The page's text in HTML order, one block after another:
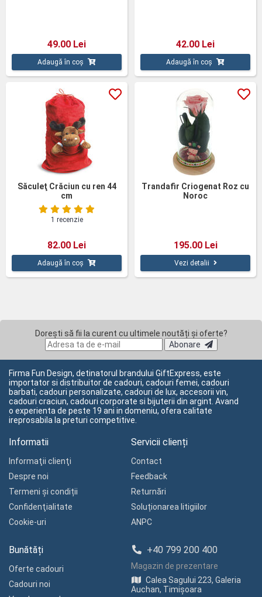
49.00 Lei
Adaugă în coș
42.00 Lei
Adaugă în coș
Săculeţ Crăciun cu ren 44
cm
1 recenzie
82.00 Lei
Adaugă în coș
Trandafir Criogenat Roz cu
Noroc
195.00 Lei
Vezi detalii
Dorești să fii la curent cu ultimele noutăți și oferte?
Abonare
Firma Fun Design, detinatorul brandului GiftExpress, este
importator si distribuitor de cadouri, cadouri femei, cadouri
barbati, cadouri personalizate, cadouri de lux, accesorii vin,
cadouri craciun, cadouri corporate si bijuterii din argint. Avand
o experienta de peste 19 ani in domeniu, ofera calitate
ireprosabila la preturi competitive.
Informatii
Informaţii clienţi
Despre noi
Termeni și condiții
Confidenţialitate
Cookie-uri
Servicii clienți
Contact
Feedback
Returnări
Soluționarea litigiilor
ANPC
Bunătăți
Oferte cadouri
Cadouri noi
+40 799 200 400
Magazin de prezentare
Calea Sagului 223, Galeria
Auchan, Timișoara